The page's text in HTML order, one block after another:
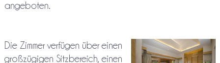
angeboten.
Die Zimmer verfügen über einen
großzügigen Sitzbereich, einen